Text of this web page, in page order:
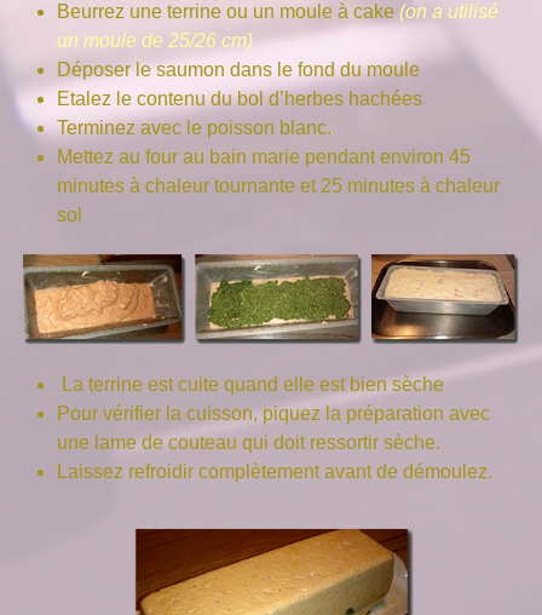
Beurrez une terrine ou un moule à cake (on a utilisé
un moule de 25/26 cm)
Déposer le saumon dans le fond du moule
Etalez le contenu du bol d’herbes hachées
Terminez avec le poisson blanc.
Mettez au four au bain marie pendant environ 45
minutes à chaleur tournante et 25 minutes à chaleur
sol
La terrine est cuite quand elle est bien sèche
Pour vérifier la cuisson, piquez la préparation avec
une lame de couteau qui doit ressortir sèche.
Laissez refroidir complètement avant de démoulez.